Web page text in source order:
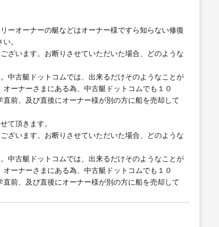
ーオーナーの艇などはオーナー様ですら知らない修復
。
ざいます。お断りさせていただいた場合、どのような
中古艇ドットコムでは、出来るだけそのようなことが
ーナーさまにある為、中古艇ドットコムでも１０
前、及び直後にオーナー様が別の方に船を売却して
て頂きます。
ざいます。お断りさせていただいた場合、どのような
中古艇ドットコムでは、出来るだけそのようなことが
ーナーさまにある為、中古艇ドットコムでも１０
前、及び直後にオーナー様が別の方に船を売却して